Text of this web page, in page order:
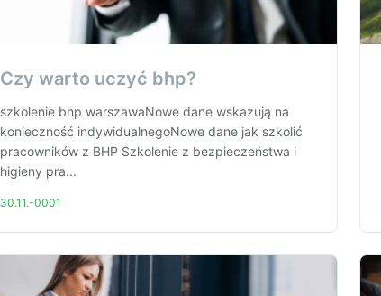
Czy warto uczyć bhp?
szkolenie bhp warszawaNowe dane wskazują na
konieczność indywidualnegoNowe dane jak szkolić
pracowników z BHP Szkolenie z bezpieczeństwa i
higieny pra...
30.11.-0001